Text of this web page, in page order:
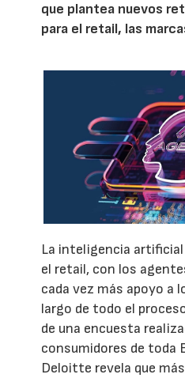
que plantea nuevos
para el retail, las
La inteligencia
el retail, con los
cada vez más apoyo a
largo de todo el
de una encuesta
consumidores de toda
Deloitte revela que